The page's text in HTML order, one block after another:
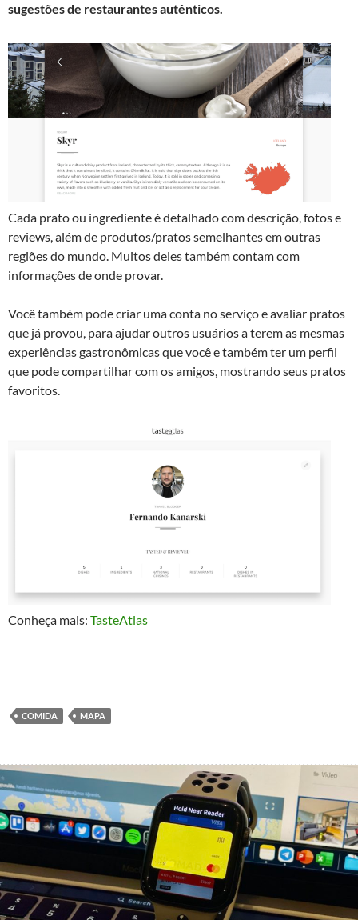
sugestões de restaurantes autênticos.
Cada prato ou ingrediente é detalhado com descrição, fotos e
reviews, além de produtos/pratos semelhantes em outras
regiões do mundo. Muitos deles também contam com
informações de onde provar.
Você também pode criar uma conta no serviço e avaliar pratos
que já provou, para ajudar outros usuários a terem as mesmas
experiências gastronômicas que você e também ter um perfil
que pode compartilhar com os amigos, mostrando seus pratos
favoritos.
Conheça mais: TasteAtlas
COMIDA MAPA